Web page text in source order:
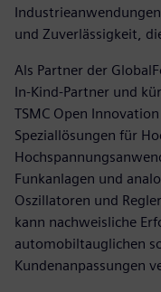
und Zuverlässigkeit,
Als Partner der
In-Kind-Partner und
TSMC Open
Speziallösungen für
Funkanlagen und
Oszillatoren und
kann nachweisliche
automobiltauglichen
Kundenanpassungen